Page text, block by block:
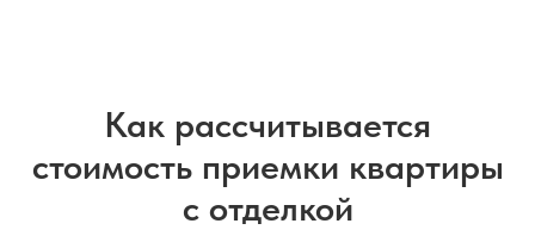
Как рассчитывается
стоимость приемки квартиры
с отделкой